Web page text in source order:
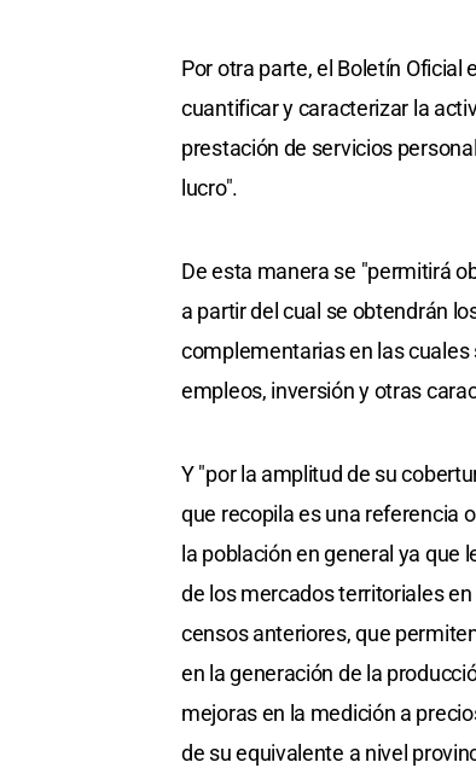
Por otra parte, el Boletín
cuantificar y caracterizar la
prestación de servicios
lucro".
De esta manera se "permitirá
a partir del cual se obtendrán
complementarias en las
empleos, inversión y otras
Y "por la amplitud de su
que recopila es una referencia
la población en general ya
de los mercados territoriales
censos anteriores, que
en la generación de la
mejoras en la medición a
de su equivalente a nivel